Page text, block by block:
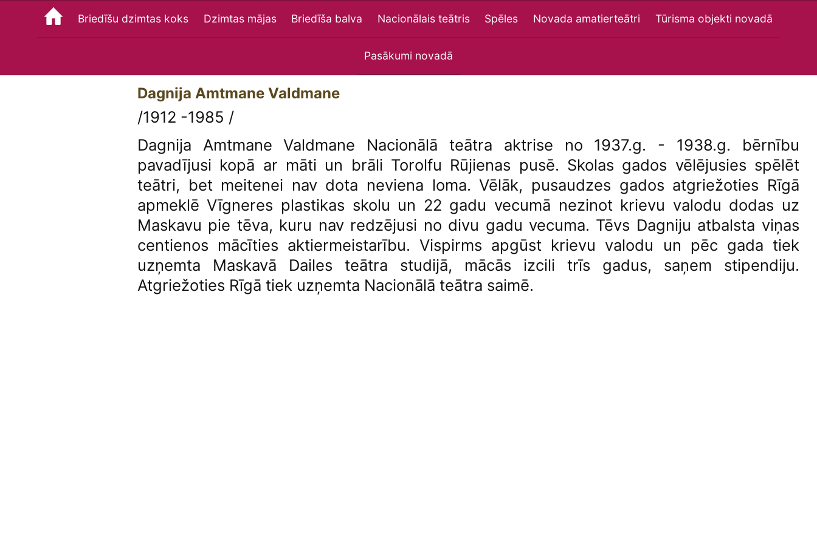
Briedīšu dzimtas koks Dzimtas mājas Briedīša balva Nacionālais teātris Spēles Novada amatierteātri Tūrisma objekti novadā
Pasākumi novadā
Dagnija Amtmane Valdmane
/1912 -1985 /
Dagnija Amtmane Valdmane Nacionālā teātra aktrise no 1937.g. - 1938.g. bērnību
pavadījusi kopā ar māti un brāli Torolfu Rūjienas pusē. Skolas gados vēlējusies spēlēt
teātri, bet meitenei nav dota neviena loma. Vēlāk, pusaudzes gados atgriežoties Rīgā
apmeklē Vīgneres plastikas skolu un 22 gadu vecumā nezinot krievu valodu dodas uz
Maskavu pie tēva, kuru nav redzējusi no divu gadu vecuma. Tēvs Dagniju atbalsta viņas
centienos mācīties aktiermeistarību. Vispirms apgūst krievu valodu un pēc gada tiek
uzņemta Maskavā Dailes teātra studijā, mācās izcili trīs gadus, saņem stipendiju.
Atgriežoties Rīgā tiek uzņemta Nacionālā teātra saimē.